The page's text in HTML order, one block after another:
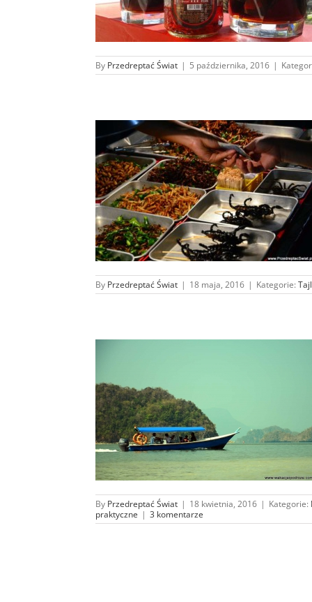
By Przedreptać Świat | 5 października, 2016 |
By Przedreptać Świat | 18 maja, 2016 | Kategorie:
By Przedreptać Świat | 18 kwietnia, 2016 | Kategorie:
praktyczne | 3 komentarze